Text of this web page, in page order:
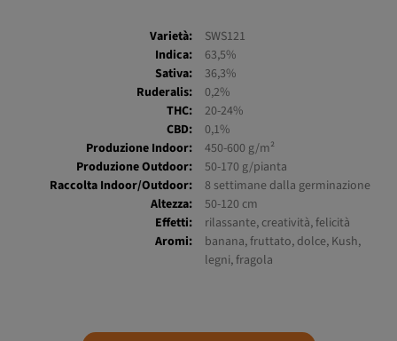
Varietà:
SWS121
Indica:
63,5%
Sativa:
36,3%
Ruderalis:
0,2%
THC:
20-24%
CBD:
0,1%
Produzione Indoor:
450-600 g/m²
Produzione Outdoor:
50-170 g/pianta
Raccolta Indoor/Outdoor:
8 settimane dalla germinazione
Altezza:
50-120 cm
Effetti:
rilassante, creatività, felicità
banana, fruttato, dolce, Kush,